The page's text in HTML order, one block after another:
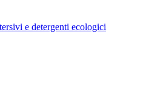
e detergenti ecologici